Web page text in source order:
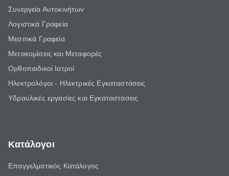
Συνεργεία Αυτοκινήτων
Λογιστικά Γραφεία
Μεσιτικά Γραφεία
Μετακομίσεις και Μεταφορές
Ορθοπαιδικοί Ιατροί
Ηλεκτρολόγοι - Ηλεκτρικές Εγκαταστάσεις
Υδραυλικές εργασίες και Εγκαταστάσεις
Κατάλογοι
Επαγγελματικός Κατάλογος